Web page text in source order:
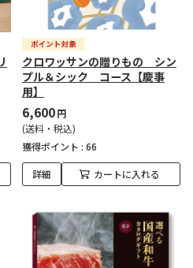
クロワッサンの贈りもの シン
プル＆シック コース【慶事
用】
6,600円
(送料・税込)
獲得ポイント : 66
詳細 カートに入れる